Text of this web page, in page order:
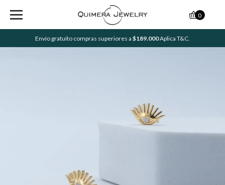
Envío gratuito compras superiores a $189.000Aplica T&C.
0